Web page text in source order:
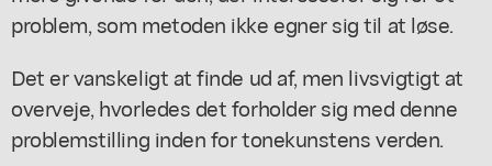
problem, som metoden ikke egner sig til at løse.
Det er vanskeligt at finde ud af, men livsvigtigt at
overveje, hvorledes det forholder sig med denne
problemstilling inden for tonekunstens verden.